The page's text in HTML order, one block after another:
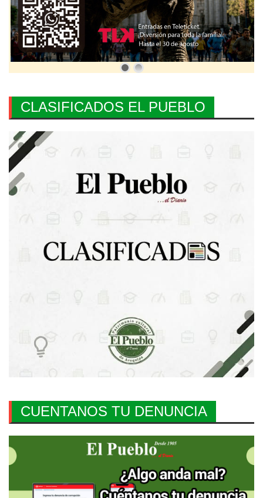
CLASIFICADOS EL PUEBLO
CUENTANOS TU DENUNCIA